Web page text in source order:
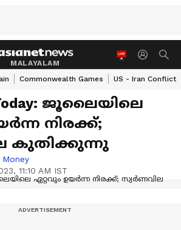
MALAYALAM
Commonwealth Games US - Iran Conflict
Today: ജൂലൈയിലെ
നിരക്ക്;
കുതിക്കുന്നു
Money
11:10 AM IST